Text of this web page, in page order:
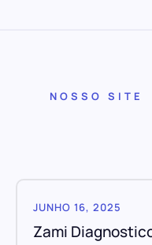
NOSSO SITE
JUNHO 16, 2025
Zami